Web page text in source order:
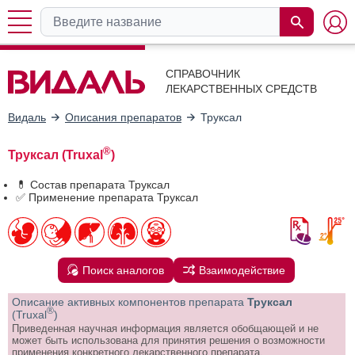
СПРАВОЧНИК
ЛЕКАРСТВЕННЫХ СРЕДСТВ
Видаль Описания препаратов Труксал
Труксал (Truxal ®)
💊 Состав препарата Труксал
✅ Применение препарата Труксал
Поиск аналогов Взаимодействие
Описание активных компонентов препарата Труксал
(Truxal®)
Приведенная научная информация является обобщающей и не
может быть использована для принятия решения о возможности
применения конкретного лекарственного препарата.